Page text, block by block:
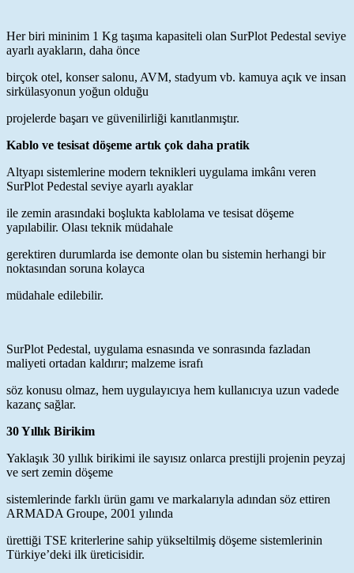
Her biri mininim 1 Kg taşıma kapasiteli olan SurPlot Pedestal seviye
ayarlı ayakların, daha önce
birçok otel, konser salonu, AVM, stadyum vb. kamuya açık ve insan
sirkülasyonun yoğun olduğu
projelerde başarı ve güvenilirliği kanıtlanmıştır.
Kablo ve tesisat döşeme artık çok daha pratik
Altyapı sistemlerine modern teknikleri uygulama imkânı veren
SurPlot Pedestal seviye ayarlı ayaklar
ile zemin arasındaki boşlukta kablolama ve tesisat döşeme
yapılabilir. Olası teknik müdahale
gerektiren durumlarda ise demonte olan bu sistemin herhangi bir
noktasından soruna kolayca
müdahale edilebilir.
SurPlot Pedestal, uygulama esnasında ve sonrasında fazladan
maliyeti ortadan kaldırır; malzeme israfı
söz konusu olmaz, hem uygulayıcıya hem kullanıcıya uzun vadede
kazanç sağlar.
30 Yıllık Birikim
Yaklaşık 30 yıllık birikimi ile sayısız onlarca prestijli projenin peyzaj
ve sert zemin döşeme
sistemlerinde farklı ürün gamı ve markalarıyla adından söz ettiren
ARMADA Groupe, 2001 yılında
ürettiği TSE kriterlerine sahip yükseltilmiş döşeme sistemlerinin
Türkiye’deki ilk üreticisidir.